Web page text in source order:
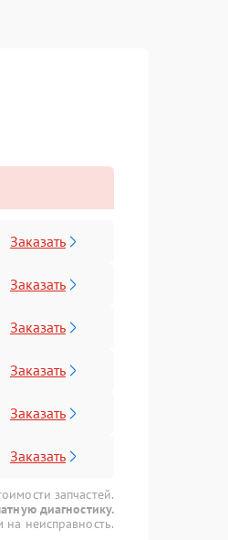
Заказать
Заказать
Заказать
Заказать
Заказать
Заказать
запчастей.
диагностику.
неисправность.